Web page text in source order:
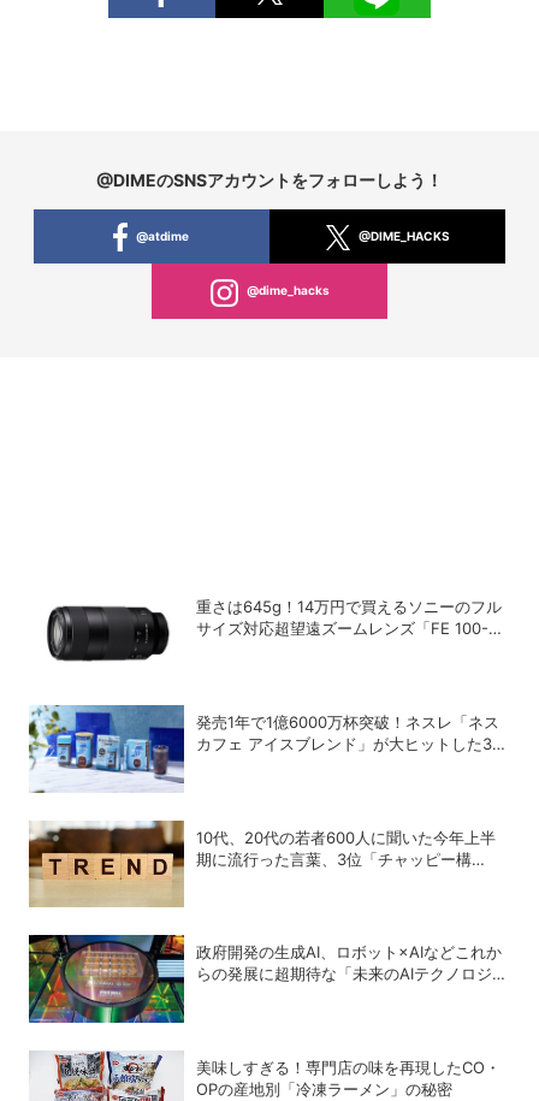
@DIMEのSNSアカウントをフォローしよう！
@atdime @DIME_HACKS
@dime_hacks
重さは645g！14万円で買えるソニーのフル
サイズ対応超望遠ズームレンズ「FE 100-
発売1年で1億6000万杯突破！ネスレ「ネス
カフェ アイスブレンド」が大ヒットした3つ
10代、20代の若者600人に聞いた今年上半
期に流行った言葉、3位「チャッピー構
政府開発の生成AI、ロボット×AIなどこれか
らの発展に超期待な「未来のAIテクノロジ
美味しすぎる！専門店の味を再現したCO・
OPの産地別「冷凍ラーメン」の秘密